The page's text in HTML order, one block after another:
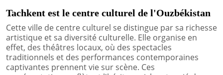
Tachkent est le centre culturel de l'Ouzbékistan
Cette ville de centre culturel se distingue par sa richesse
artistique et sa diversité culturelle. Elle organise en
effet, des théâtres locaux, où des spectacles
traditionnels et des performances contemporaines
captivantes prennent vie sur scène. Ces